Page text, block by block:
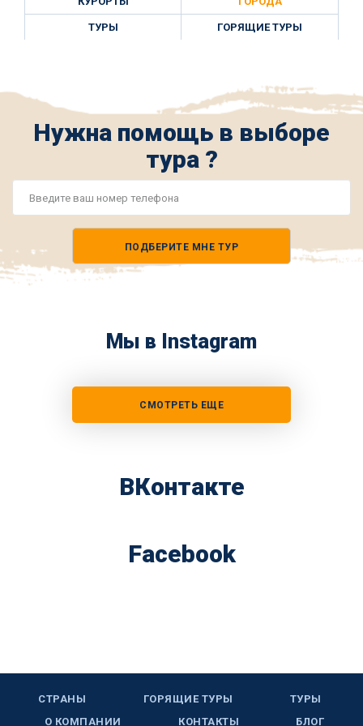
ТУРЫ ГОРЯЩИЕ ТУРЫ
Нужна помощь в выборе
тура ?
ПОДБЕРИТЕ МНЕ ТУР
Мы в Instagram
СМОТРЕТЬ ЕЩЕ
ВКонтакте
Facebook
СТРАНЫ ГОРЯЩИЕ ТУРЫ
ТУРЫ
О КОМПАНИИ
КОНТАКТЫ БЛОГ